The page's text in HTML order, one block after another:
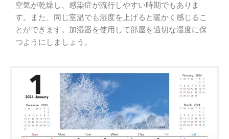
空気が乾燥し、感染症が流行しやすい時期でもありま
す。また、同じ室温でも湿度を上げると暖かく感じるこ
とができます。加湿器を使用して部屋を適切な湿度に保
つようにしましょう。